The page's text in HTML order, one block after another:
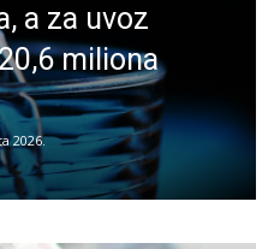
a za uvoz
miliona
2026.